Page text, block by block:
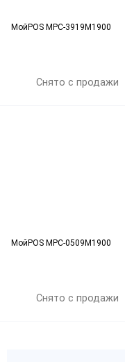
МойPOS MPC-3919M1900
Снято с продажи
МойPOS MPC-0509M1900
Снято с продажи